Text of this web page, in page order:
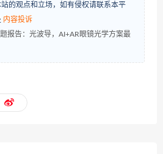
的观点和立场，如有侵权请联系本平
内容投诉
报告：光波导，AI+AR眼镜光学方案最